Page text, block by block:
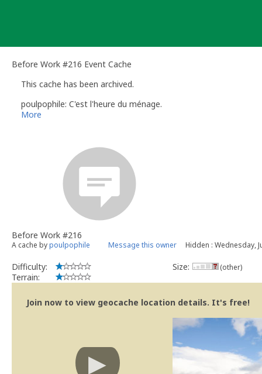
Before Work #216 Event Cache
This cache has been archived.
poulpophile: C'est l'heure du ménage.
More
Before Work #216
A cache bypoulpophile Message this owner Hidden : Wednesday,
Difficulty:
Terrain:
Size: (other)
Join now to view geocache location details. It's free!